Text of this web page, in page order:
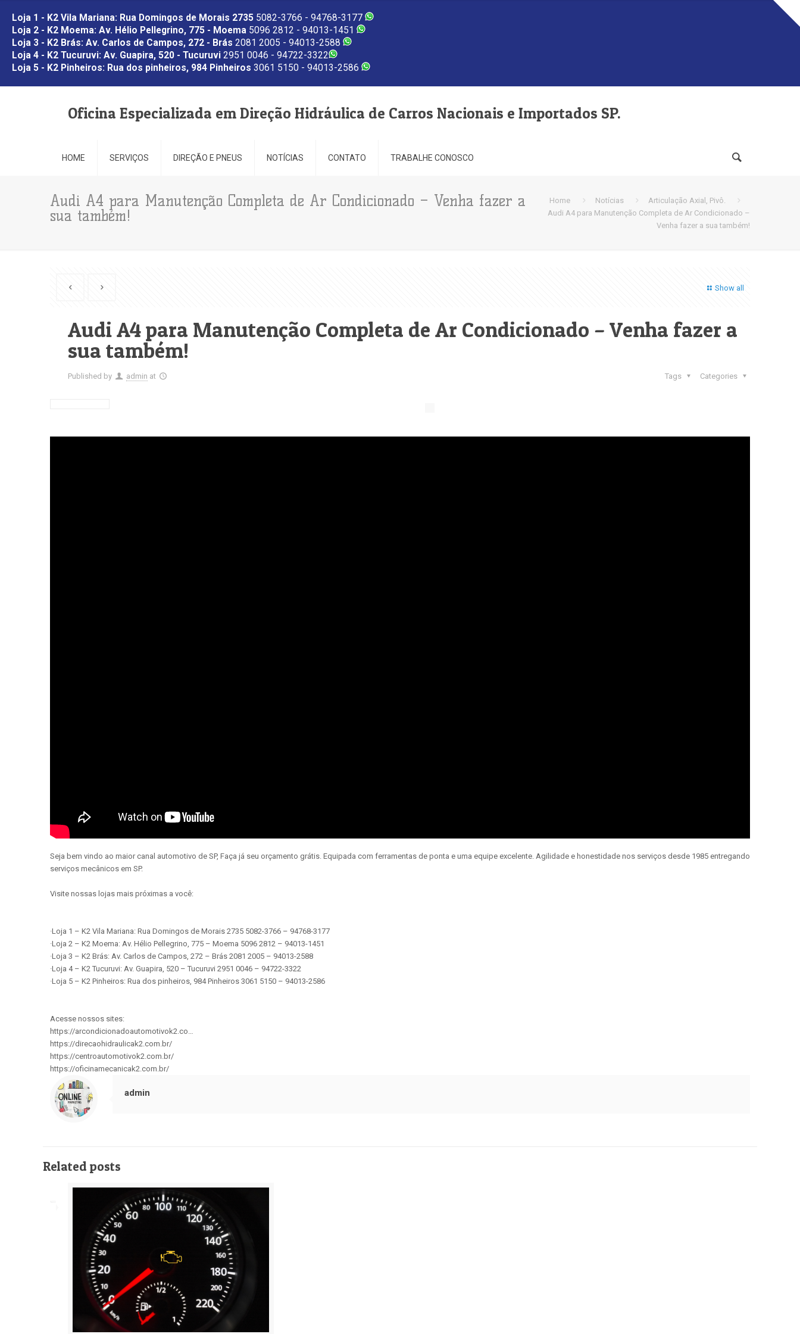
Loja 1 - K2 Vila Mariana: Rua Domingos de Morais 2735 5082-3766 - 94768-3177
Loja 2 - K2 Moema: Av. Hélio Pellegrino, 775 - Moema 5096 2812 - 94013-1451
Loja 3 - K2 Brás: Av. Carlos de Campos, 272 - Brás 2081 2005 - 94013-2588
Loja 4 - K2 Tucuruvi: Av. Guapira, 520 - Tucuruvi 2951 0046 - 94722-3322
Loja 5 - K2 Pinheiros: Rua dos pinheiros, 984 Pinheiros 3061 5150 - 94013-2586
Oficina Especializada em Direção Hidráulica de Carros Nacionais e Importados SP.
HOME SERVIÇOS DIREÇÃO E PNEUS NOTÍCIAS CONTATO TRABALHE CONOSCO
Audi A4 para Manutenção Completa de Ar Condicionado – Venha fazer a
sua também!
Home Notícias
Articulação Axial, Pivô.
Audi A4 para Manutenção Completa de Ar Condicionado –
Venha fazer a sua também!
Show all
Audi A4 para Manutenção Completa de Ar Condicionado – Venha fazer a
sua também!
Published by admin at Categories
Tags
Seja bem vindo ao maior canal automotivo de SP, Faça já seu orçamento grátis. Equipada com ferramentas de ponta e uma equipe excelente. Agilidade e honestidade nos serviços desde 1985 entregando
serviços mecânicos em SP.
Visite nossas lojas mais próximas a você:
·Loja 1 – K2 Vila Mariana: Rua Domingos de Morais 2735 5082-3766 – 94768-3177
·Loja 2 – K2 Moema: Av. Hélio Pellegrino, 775 – Moema 5096 2812 – 94013-1451
·Loja 3 – K2 Brás: Av. Carlos de Campos, 272 – Brás 2081 2005 – 94013-2588
·Loja 4 – K2 Tucuruvi: Av. Guapira, 520 – Tucuruvi 2951 0046 – 94722-3322
·Loja 5 – K2 Pinheiros: Rua dos pinheiros, 984 Pinheiros 3061 5150 – 94013-2586
Acesse nossos sites:
https://arcondicionadoautomotivok2.co…
https://direcaohidraulicak2.com.br/
https://centroautomotivok2.com.br/
https://oficinamecanicak2.com.br/
admin
Related posts